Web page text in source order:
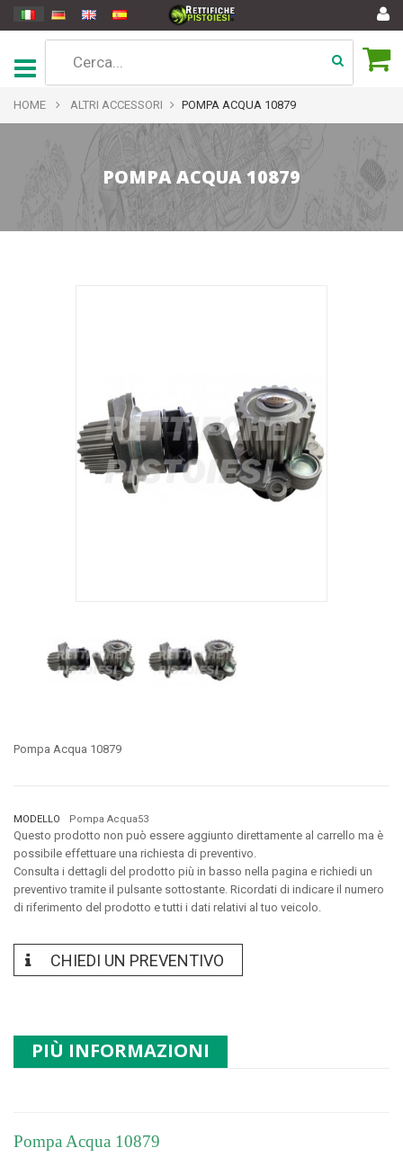
HOME ALTRI ACCESSORI POMPA ACQUA 10879
POMPA ACQUA 10879
Pompa Acqua 10879
MODELLO Pompa Acqua53
Questo prodotto non può essere aggiunto direttamente al carrello ma è
possibile effettuare una richiesta di preventivo.
Consulta i dettagli del prodotto più in basso nella pagina e richiedi un
preventivo tramite il pulsante sottostante. Ricordati di indicare il numero
di riferimento del prodotto e tutti i dati relativi al tuo veicolo.
CHIEDI UN PREVENTIVO
PIÙ INFORMAZIONI
Pompa Acqua 10879